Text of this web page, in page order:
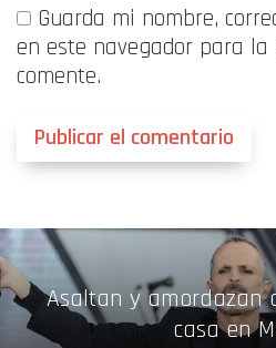
Guarda mi nombre,
en este navegador para la
comente.
Asaltan y amordazan
casa en